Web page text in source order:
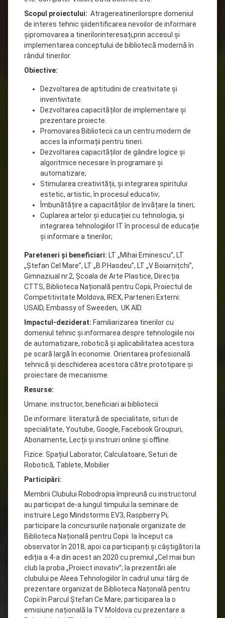
Scopul proiectului: Atragereatinerilorspre domeniul
de interes tehnic șiidentificarea nevoilor de informare
șipromovarea a tinerilorinteresați,prin accesul și
implementarea conceptului de bibliotecă modernă în
rândul tinerilor.
Obiective:
Dezvoltarea de aptitudini de creativitate și
inventivitate.
Dezvoltarea capacităților de implementare și
prezentare proiecte.
Promovarea Bibliotecii ca un centru modern de
acces la informații pentru tineri.
Dezvoltarea capacităților de gândire logice și
algoritmice necesare în programare și
automatizare;
Stimularea creativității, și integrarea spiritului
estetic, artistic, în procesul educativ;
Îmbunătățire a capacităților de învățare la tineri;
Cuplarea artelor și educației cu tehnologia, și
integrarea tehnologiilor IT în procesul de educație
și informare a tinerilor;
Pareteneri și beneficiari: LT „Mihai Eminescu”, LT
„Ștefan Cel Mare”, LT „B.P.Hasdeu”, LT „V Boiarnițchi”,
Gimnaziual nr.2, Școala de Arte Plastice, Direcția
CTTS, Biblioteca Națională pentru Copii, Proiectul de
Competitivitate Moldova, IREX, Parteneri Externi:
USAID, Embassy of Sweeden, UK AID.
Impactul-deziderat: Familiarizarea tinerilor cu
domeniul tehnic și informarea despre tehnologiile noi
de automatizare, robotică și aplicabilitatea acestora
pe scară largă în economie. Orientarea profesională
tehnică și deschiderea acestora către prototipare și
proiectare de mecanisme.
Resurse:
Umane: instructor, beneficiari ai bibliotecii
De informare: literatură de specialitate, situri de
specialitate, Youtube, Google, Facebook Groupuri,
Abonamente, Lecții și instruiri online și offline.
Fizice: Spațiul Laborator, Calculatoare, Seturi de
Robotică, Tablete, Mobilier
Participări:
Membrii Clubului Robodropia împreună cu instructorul
au participat de-a lungul timpului la seminare de
instruire Lego Mindstorms EV3, Raspberry Pi;
participare la concursurile naționale organizate de
Biblioteca Națională pentru Copii la început ca
observator în 2018, apoi ca participanți și câștigători la
ediția a 4-a din acest an 2020 cu premiul „Cel mai bun
club la proba „Proiect inovativ”; la prezentări ale
clubului pe Aleea Tehnologiilor în cadrul unui târg de
prezentare organizat de Biblioteca Națonală pentru
Copii în Parcul Ștefan Ce Mare; participarea la o
emisiune națională la TV Moldova cu prezentare a